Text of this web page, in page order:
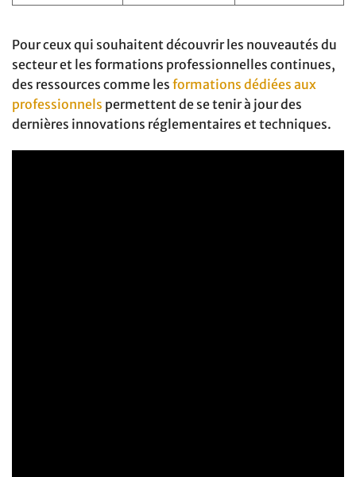
Pour ceux qui souhaitent découvrir les nouveautés du
secteur et les formations professionnelles continues,
des ressources comme les formations dédiées aux
professionnels permettent de se tenir à jour des
dernières innovations réglementaires et techniques.